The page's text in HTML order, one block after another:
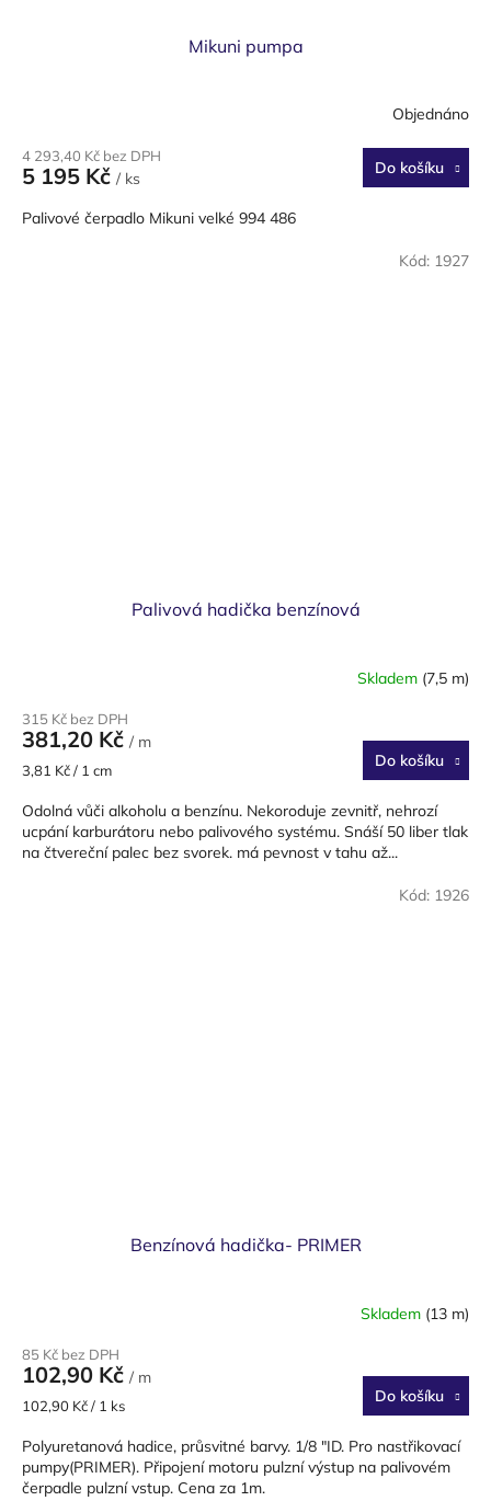
Mikuni pumpa
Objednáno
4 293,40 Kč bez DPH
5 195 Kč / ks
Do košíku
Palivové čerpadlo Mikuni velké 994 486
Palivová hadička benzínová
Skladem (7,5 m)
315 Kč bez DPH
381,20 Kč / m
Měrná
3,81 Kč / 1 cm Do košíku
Odolná vůči alkoholu a benzínu. Nekoroduje zevnitř, nehrozí
ucpání karburátoru nebo palivového systému. Snáší 50 liber tlak
na čtvereční palec bez svorek. má pevnost v tahu až...
Kód: 1927
Benzínová hadička- PRIMER
Skladem (13 m)
85 Kč bez DPH
102,90 Kč / m
Měrná
102,90 Kč / 1 ks Do košíku
Polyuretanová hadice, průsvitné barvy. 1/8 "ID. Pro nastřikovací
pumpy(PRIMER). Připojení motoru pulzní výstup na palivovém
čerpadle pulzní vstup. Cena za 1m.
Kód: 1926